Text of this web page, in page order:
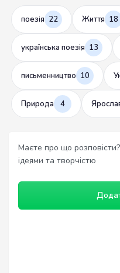
поезія 22 Життя 18
українська поезія 13
письменництво 10
Природа 4
Маєте про що
ідеями та творчістю